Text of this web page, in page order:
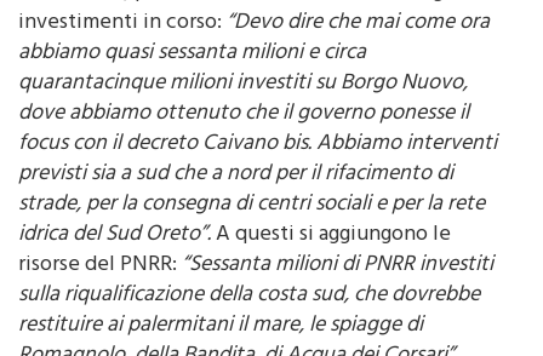
Brancaccio”,puntualizza. Il sindaco richiama gli
investimenti in corso:“Devo dire che mai come ora
abbiamo quasi sessanta milioni e circa
quarantacinque milioni investiti su Borgo Nuovo,
dove abbiamo ottenuto che il governo ponesse il
focus con il decreto Caivano bis. Abbiamo interventi
previsti sia a sud che a nord per il rifacimento di
strade, per la consegna di centri sociali e per la rete
idrica del Sud Oreto”.A questi si aggiungono le
risorse del PNRR:“Sessanta milioni di PNRR investiti
sulla riqualificazione della costa sud, che dovrebbe